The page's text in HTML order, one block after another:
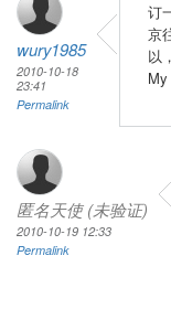
wury1985
2010-10-18
23:41
Permalink
订
京
以
匿名天使 (未验证)
2010-10-19 12:33
Permalink